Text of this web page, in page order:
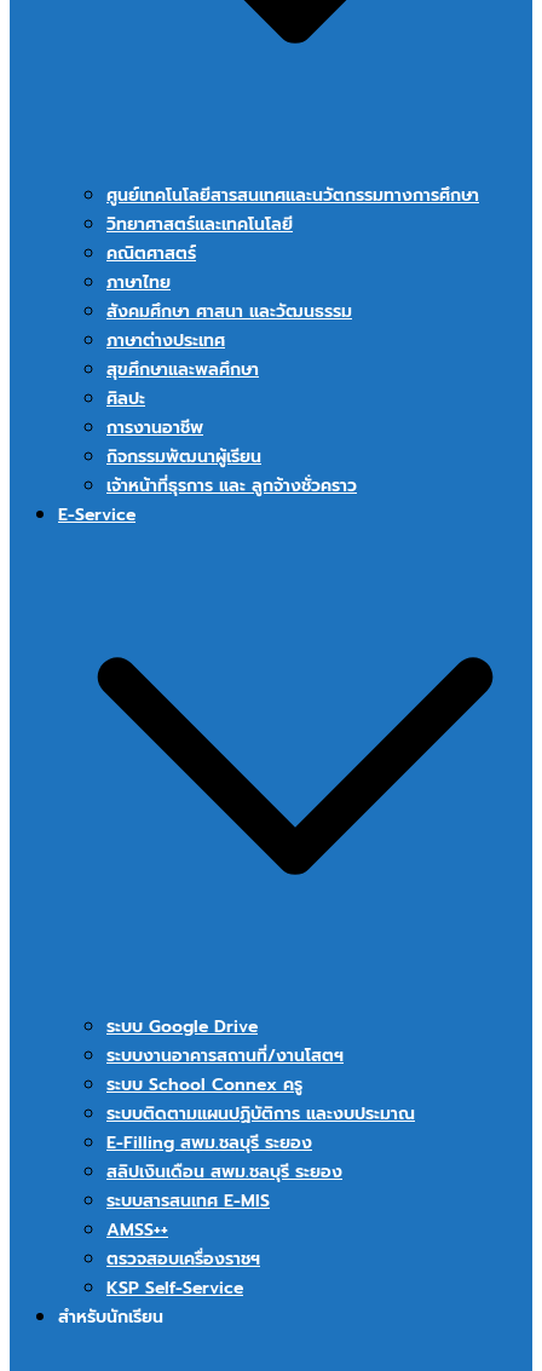
ศูนย์เทคโนโลยีสารสนเทศและนวัตกรรมทางการศึกษา
วิทยาศาสตร์และเทคโนโลยี
คณิตศาสตร์
ภาษาไทย
สังคมศึกษา ศาสนา และวัฒนธรรม
ภาษาต่างประเทศ
สุขศึกษาและพลศึกษา
ศิลปะ
การงานอาชีพ
กิจกรรมพัฒนาผู้เรียน
เจ้าหน้าที่ธุรการ และ ลูกจ้างชั่วคราว
E-Service
ระบบ Google Drive
ระบบงานอาคารสถานที่/งานโสตฯ
ระบบ School Connex ครู
ระบบติดตามแผนปฏิบัติการ และงบประมาณ
E-Filling สพม.ชลบุรี ระยอง
สลิปเงินเดือน สพม.ชลบุรี ระยอง
ระบบสารสนเทศ E-MIS
AMSS++
ตรวจสอบเครื่องราชฯ
KSP Self-Service
สำหรับนักเรียน